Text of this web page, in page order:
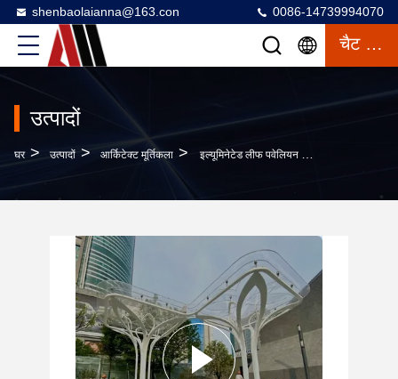
shenbaolaianna@163.con 0086-14739994070
चैट करना
उत्पादों
घर > उत्पादों > आर्किटेक्ट मूर्तिकला > इल्यूमिनेटेड लीफ पवेलियन - शाम के माहौल के लिए एलईडी इंटीग्रेटेड स्टेनलेस स्टील शेड